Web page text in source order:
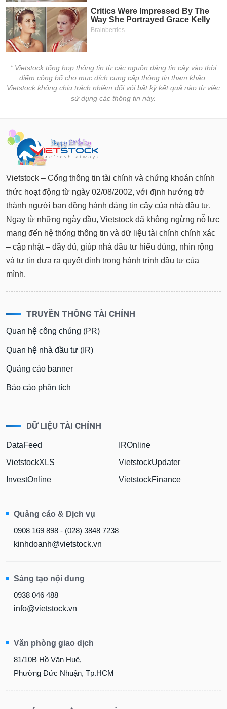
* Vietstock tổng hợp thông tin từ các nguồn đáng tin cậy vào thời
điểm công bố cho mục đích cung cấp thông tin tham khảo.
Vietstock không chịu trách nhiệm đối với bất kỳ kết quả nào từ việc
sử dụng các thông tin này.
Vietstock – Cổng thông tin tài chính và chứng khoán chính
thức hoạt động từ ngày 02/08/2002, với định hướng trở
thành người bạn đồng hành đáng tin cậy của nhà đầu tư.
Ngay từ những ngày đầu, Vietstock đã không ngừng nỗ lực
mang đến hệ thống thông tin và dữ liệu tài chính chính xác
– cập nhật – đầy đủ, giúp nhà đầu tư hiểu đúng, nhìn rộng
và tự tin đưa ra quyết định trong hành trình đầu tư của
mình.
TRUYỀN THÔNG TÀI CHÍNH
Quan hệ công chúng (PR)
Quan hệ nhà đầu tư (IR)
Quảng cáo banner
Báo cáo phân tích
DỮ LIỆU TÀI CHÍNH
DataFeed
VietstockXLS
InvestOnline
IROnline
VietstockUpdater
VietstockFinance
Quảng cáo & Dịch vụ
0908 169 898 - (028) 3848 7238
kinhdoanh@vietstock.vn
Sáng tạo nội dung
0938 046 488
info@vietstock.vn
Văn phòng giao dịch
81/10B Hồ Văn Huê,
Phường Đức Nhuận, Tp.HCM
Tất cả Cổ phiếu Chỉ số Chứng chỉ quỹ Chứng
Lãnh
đạo
Tất cả Người nội bộ Người liên quan Cổ đông lớn
Bài
viết
của
tác
giả
(-)
Báo
cáo
phân
tích
(-)
ngữ
(-)
Dịch
vụ
tài
cụ
chính